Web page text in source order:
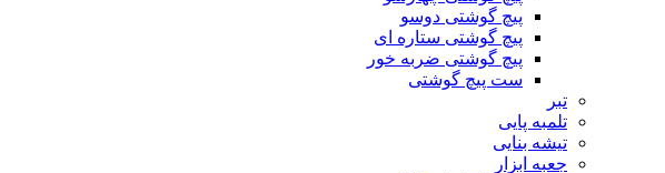
پیچ گوشتی دوسو
پیچ گوشتی ستاره‌ ای
پیچ گوشتی ضربه خور
ست پیچ گوشتی
تبر
تلمبه پایی
تیشه بنایی
جعبه ابزار